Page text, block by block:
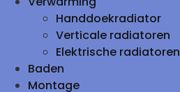
Handdoekradiator
Verticale radiatoren
Elektrische radiatoren
Baden
Montage